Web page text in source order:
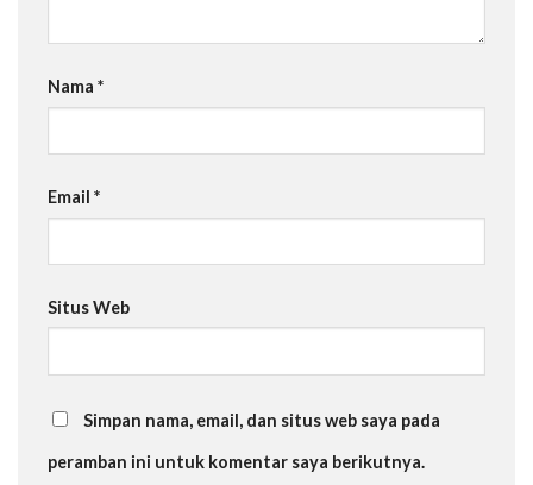
Nama *
Email *
Situs Web
Simpan nama, email, dan situs web saya pada
peramban ini untuk komentar saya berikutnya.